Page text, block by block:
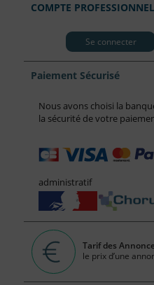
COMPTE PROFESSIONNEL
Se connecter
Paiement Sécurisé
Nous avons choisi la
la sécurité de votre
administratif
Tarif des
le prix d’une